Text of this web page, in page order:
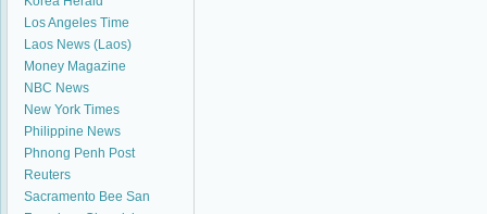
Los Angeles Time
Laos News (Laos)
Money Magazine
NBC News
New York Times
Philippine News
Phnong Penh Post
Reuters
Sacramento Bee San